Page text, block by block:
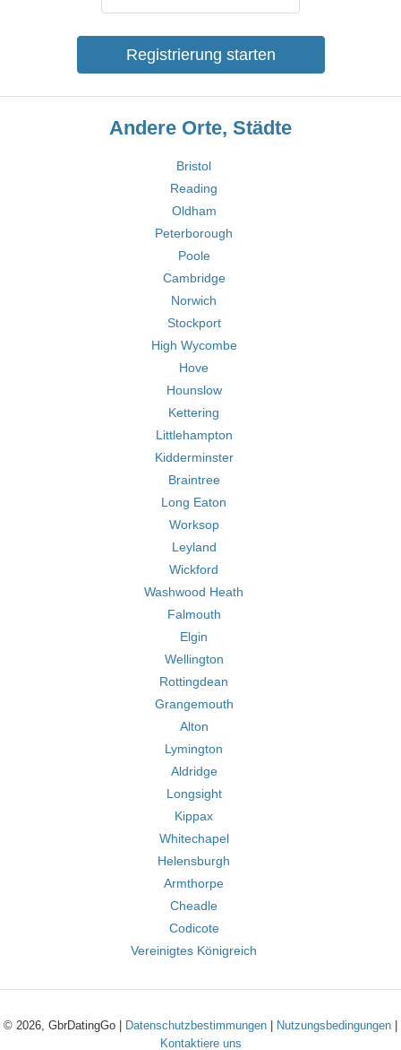
Registrierung starten
Andere Orte, Städte
Bristol
Reading
Oldham
Peterborough
Poole
Cambridge
Norwich
Stockport
High Wycombe
Hove
Hounslow
Kettering
Littlehampton
Kidderminster
Braintree
Long Eaton
Worksop
Leyland
Wickford
Washwood Heath
Falmouth
Elgin
Wellington
Rottingdean
Grangemouth
Alton
Lymington
Aldridge
Longsight
Kippax
Whitechapel
Helensburgh
Armthorpe
Cheadle
Codicote
Vereinigtes Königreich
© 2026, GbrDatingGo | Datenschutzbestimmungen Nutzungsbedingungen
Kontaktiere uns